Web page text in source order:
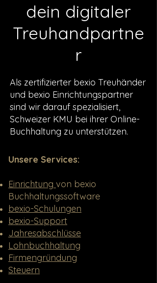
dein digitaler
Treuhandpartne
r
Als zertifizierter bexio Treuhänder
und bexio Einrichtungspartner
sind wir darauf spezialisiert,
Schweizer KMU bei ihrer Online-
Buchhaltung zu unterstützen.
​Unsere Services:
Einrichtung von bexio
Buchhaltungssoftware
bexio-Schulungen
bexio-Support
Jahresabschlüsse
Lohnbuchhaltung
Firmengründung
Steuern